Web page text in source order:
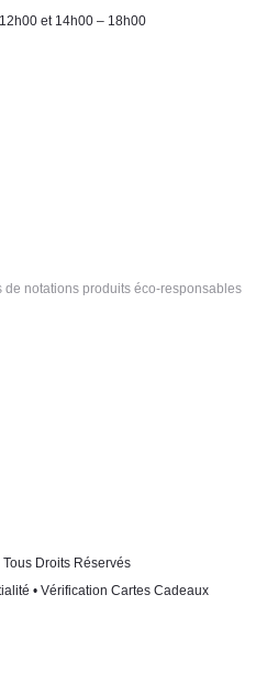
et 14h00 – 18h00
de notations produits éco-responsables
Droits Réservés
• Vérification Cartes Cadeaux